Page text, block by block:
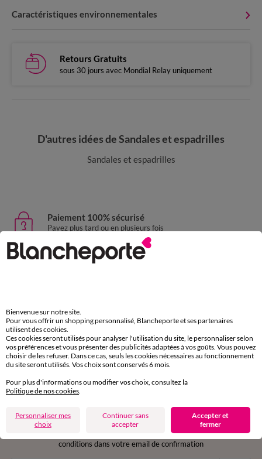
Caractéristiques environnementales
Retours Gratuits
sous 30 jours avec Mondial Relay uniquement
D'autres idées de Sandales et espadrilles
Sandales et espadrilles
Paiement 100% sécurisé
Payez plus tard ou en plusieurs fois
Livraison express
sous 30 jours avec Mondial Relay uniquement
Service clients
par chat et par téléphone
de 8h00 à 20h00 du lundi au samedi
en vous inscrivant à la newsletter
conditions dans votre email de confirmation
Bienvenue sur notre site.
Pour vous offrir un shopping personnalisé, Blancheporte et ses partenaires
utilisent des cookies.
Ces cookies seront utilisés pour analyser l'utilisation du site, le personnaliser selon
vos préférences et vous présenter des publicités adaptées à vos goûts. Vous pouvez
choisir de les refuser. Dans ce cas, seuls les cookies nécessaires au fonctionnement
du site seront utilisés. Vos choix sont conservés 6 mois.
Pour plus d'informations ou modifier vos choix, consultez la
Politique de nos cookies
Personnaliser mes
choix
Continuer sans
accepter
Accepter et
fermer